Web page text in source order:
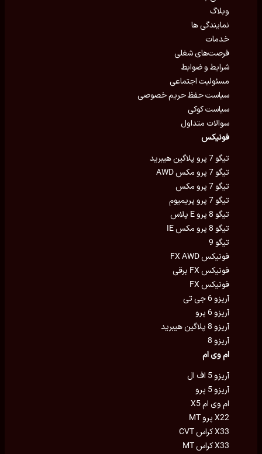
وبلاگ
نمایندگی ها
خدمات
فرصت‌های شغلی
شرایط و ضوابط
مسئولیت اجتماعی
سیاست حفظ حریم خصوصی
سیاست کوکی
سوالات متداول
فونیکس
تیگو 7 پرو پلاگین هیبرید
تیگو 7 پرو مکس AWD
تیگو 7 پرو مکس
تیگو 7 پرو پریمیوم
تیگو 8 پرو E پلاس
تیگو 8 پرو مکس IE
تیگو 9
فونیکس FX AWD
فونیکس FX برقی
فونیکس FX
آریزو 6 جی تی
آریزو 6 پرو
آریزو 8 پلاگین هیبرید
آریزو 8
ام وی ام
آریزو 5 اف ال
آریزو 5 پرو
ام وی ام X5
X22 پرو MT
X33 کراس CVT
X33 کراس MT